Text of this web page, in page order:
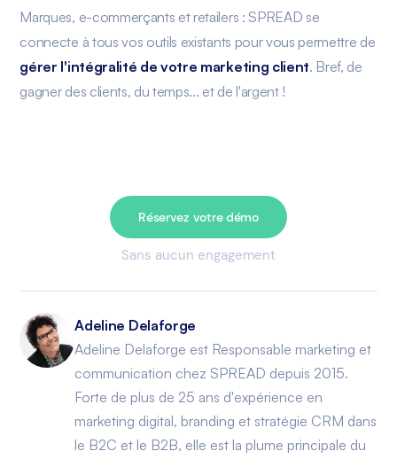
Marques, e-commerçants et retailers : SPREAD se
connecte à tous vos outils existants pour vous permettre de
gérer l'intégralité de votre marketing client. Bref, de
gagner des clients, du temps... et de l'argent !
Réservez votre démo
Sans aucun engagement
Adeline Delaforge
Adeline Delaforge est Responsable marketing et
communication chez SPREAD depuis 2015.
Forte de plus de 25 ans d'expérience en
marketing digital, branding et stratégie CRM dans
le B2C et le B2B, elle est la plume principale du